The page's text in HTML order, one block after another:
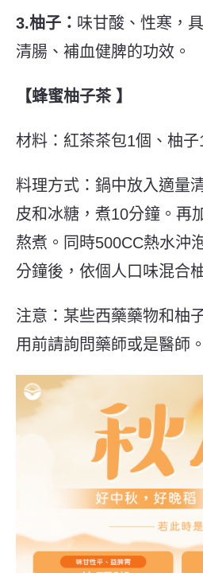
3.柚子： 味甘酸、性寒，
清腸、補血健脾的功效。
【蜂蜜柚子茶 】
材料：紅茶茶包1個、柚子
料理方式：鍋中放入適量
皮和冰糖，煮10分鐘。再
熬煮。同時500CC熱水沖
分鐘後，依個人口味混合
注意：某些西藥藥物和柚
用前請詢問藥師或是醫師。